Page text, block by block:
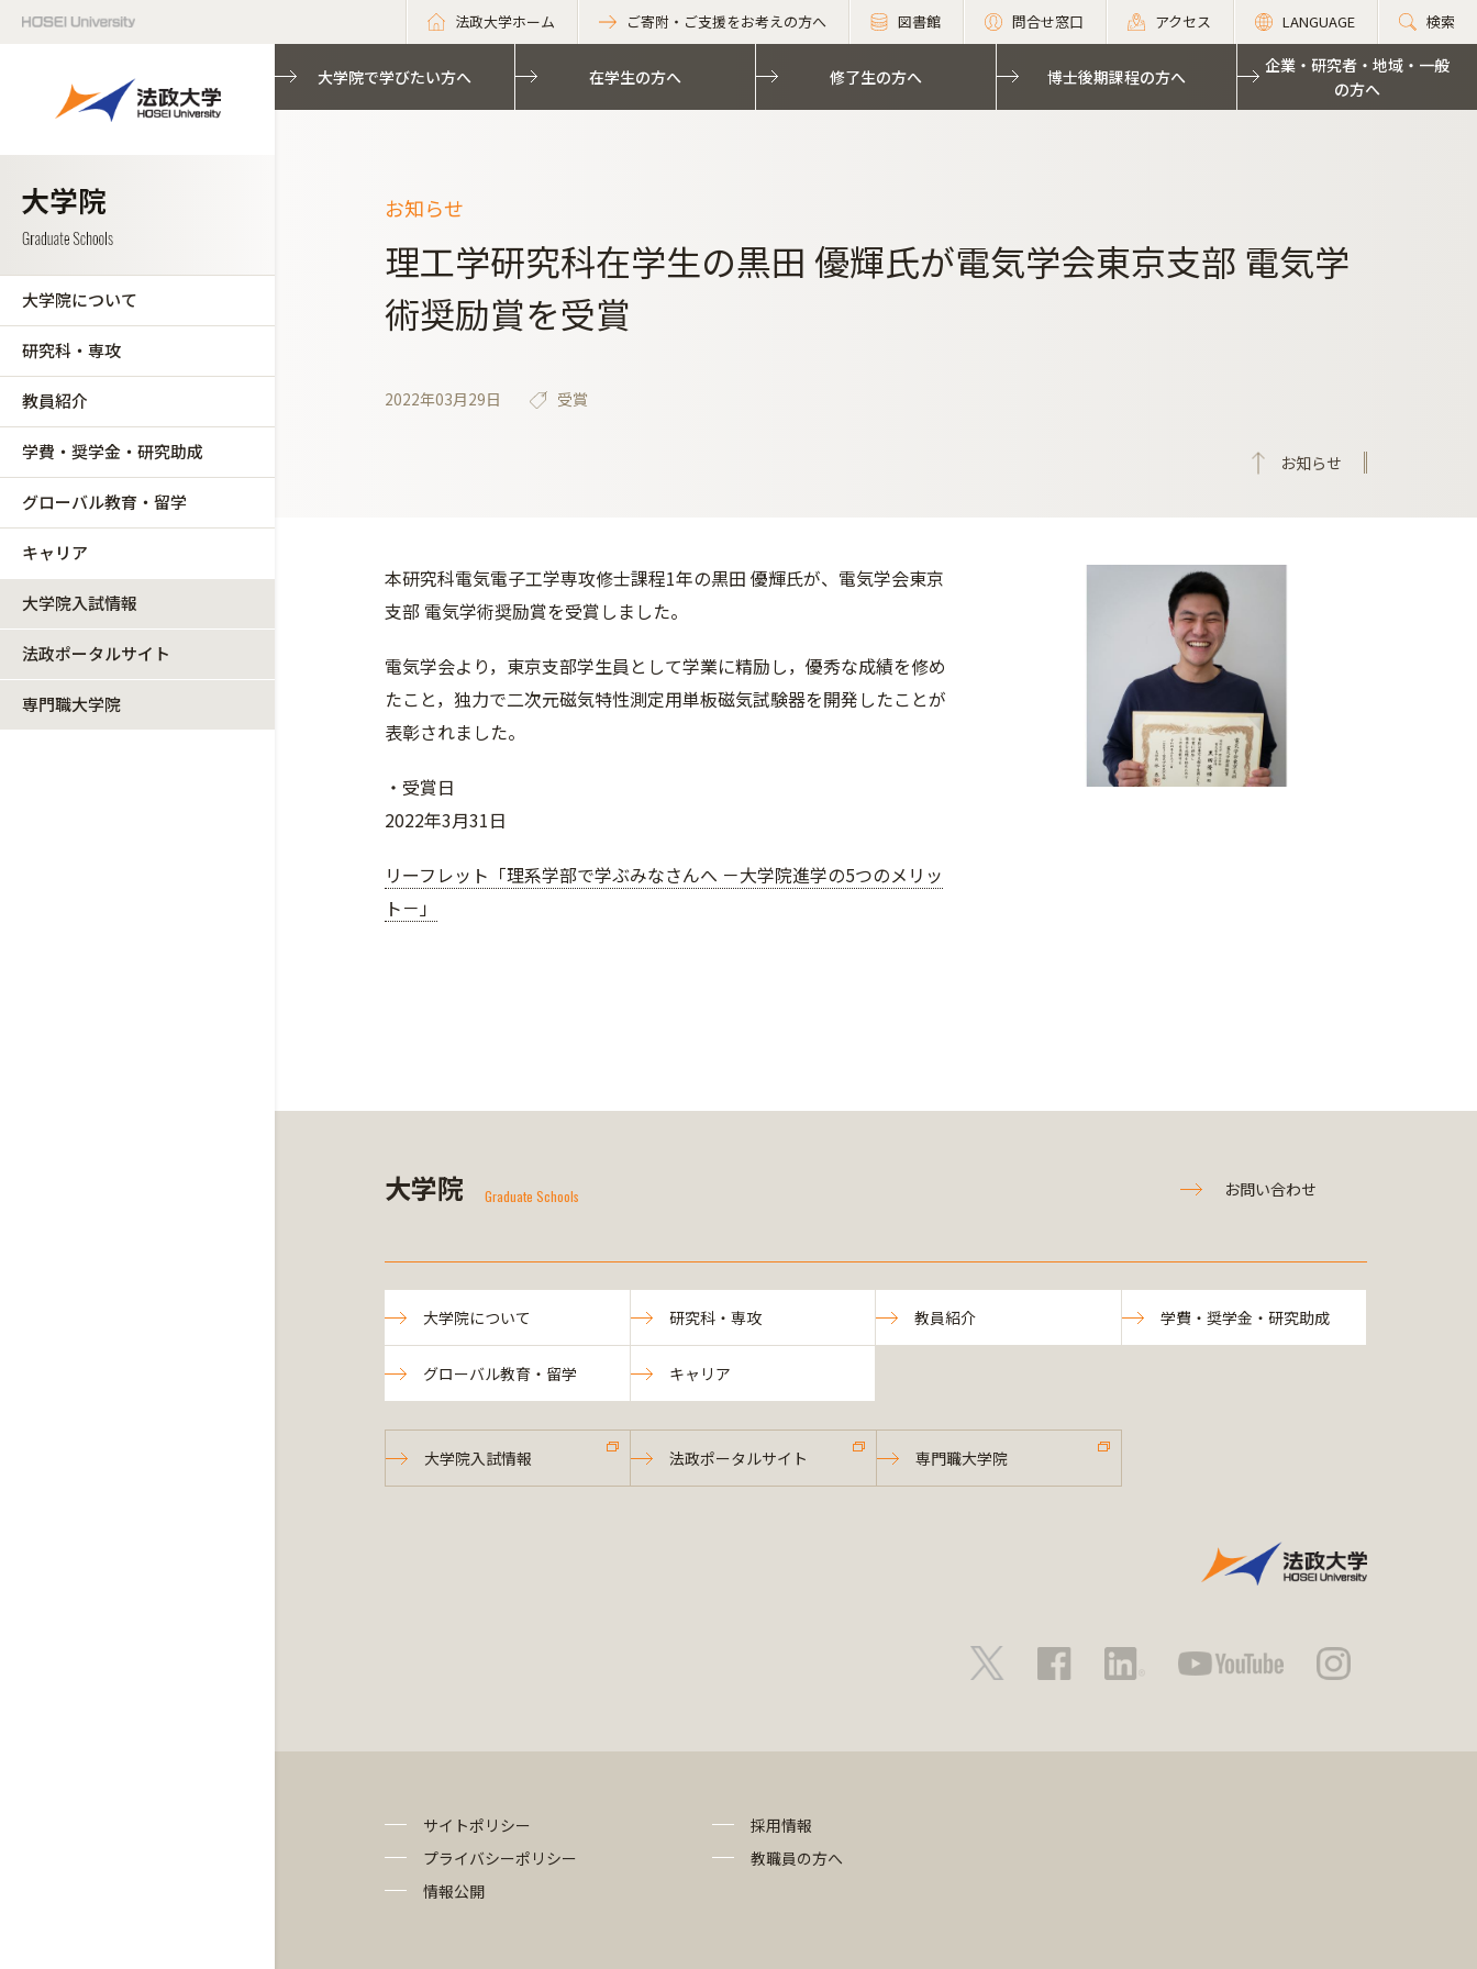
法政大学ホーム ご寄附・ご支援をお考えの方へ 図書館 問合せ窓口 アクセス LANGUAGE 検索
大学院について
研究科・専攻
教員紹介
学費・奨学金・研究助成
グローバル教育・留学
キャリア
大学院入試情報
法政ポータルサイト
専門職大学院
大学院で学びたい方へ 在学生の方へ 修了生の方へ 博士後期課程の方へ
企業・研究者・地域・一般
の方へ
お知らせ
理工学研究科在学生の黒田 優輝氏が電気学会東京支部 電気学
術奨励賞を受賞
2022年03月29日 受賞
お知らせ
本研究科電気電子工学専攻修士課程1年の黒田 優輝氏が、電気学会東京
支部 電気学術奨励賞を受賞しました。
電気学会より，東京支部学生員として学業に精励し，優秀な成績を修め
たこと，独力で二次元磁気特性測定用単板磁気試験器を開発したことが
表彰されました。
・受賞日
2022年3月31日
リーフレット「理系学部で学ぶみなさんへ －大学院進学の5つのメリッ
ト－」
大学院 Graduate Schools お問い合わせ
大学院について 研究科・専攻 教員紹介 学費・奨学金・研究助成
グローバル教育・留学 キャリア
大学院入試情報 法政ポータルサイト 専門職大学院
サイトポリシー
プライバシーポリシー
情報公開
採用情報
教職員の方へ